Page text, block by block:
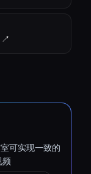
↗︎
可实现一致的
频